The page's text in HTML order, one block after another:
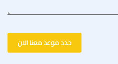
حدد موعد معنا الان